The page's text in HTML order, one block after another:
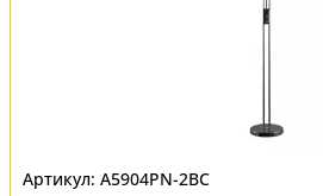
A5904PN-2BC